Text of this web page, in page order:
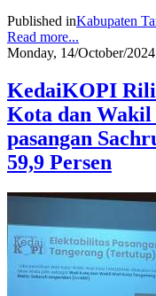
Published inKabupaten
Read more...
Monday, 14/October/2024
KedaiKOPI
Kota dan Wakil
pasangan
59,9 Persen